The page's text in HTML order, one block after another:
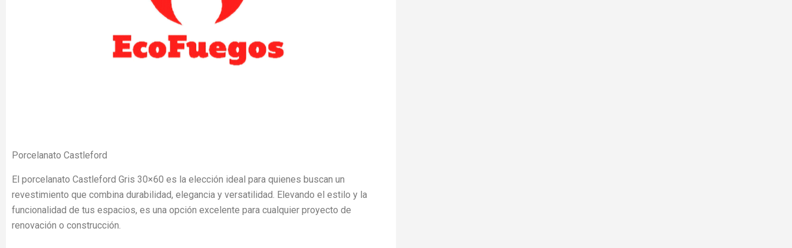
Porcelanato Castleford
El porcelanato Castleford Gris 30×60 es la elección ideal para quienes buscan un
revestimiento que combina durabilidad, elegancia y versatilidad. Elevando el estilo y la
funcionalidad de tus espacios, es una opción excelente para cualquier proyecto de
renovación o construcción.